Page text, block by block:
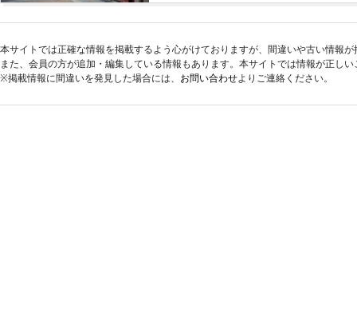
本サイトでは正確な情報を掲載するよう心がけておりますが、間違いや古い情報
また、会員の方が追加・編集している情報もあります。本サイトでは情報が正し
※掲載情報に間違いを発見した場合には、 お問い合わせよりご連絡ください。